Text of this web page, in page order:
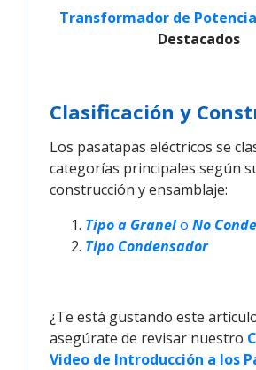
Transformador de Potencia
Destacados
Clasificación y
Los pasatapas eléctricos se
categorías principales según
construcción y ensamblaje:
Tipo a Granel o No
Tipo Condensador
¿Te está gustando este
asegúrate de revisar nuestro
Video de Introducción a los